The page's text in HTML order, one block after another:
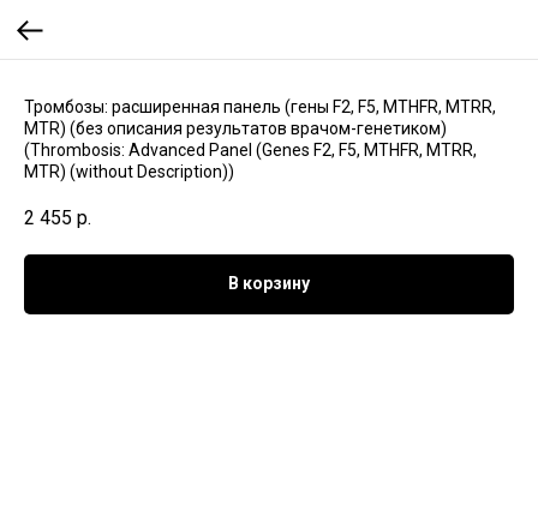
Тромбозы: расширенная панель (гены F2, F5, MTHFR, MTRR,
MTR) (без описания результатов врачом-генетиком)
(Thrombosis: Advanced Panel (Genes F2, F5, MTHFR, MTRR,
MTR) (without Description))
2 455 р.
В корзину